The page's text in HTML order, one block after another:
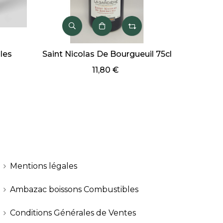
Saint Nicolas De Bourgueuil 75cl
11,80 €
Mentions légales
Ambazac boissons Combustibles
Conditions Générales de Ventes